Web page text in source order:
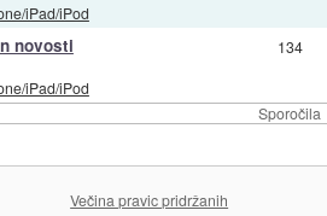
Sporočila
iPad/iPod
novosti
iPad/iPod
134
Večina pravic pridržanih